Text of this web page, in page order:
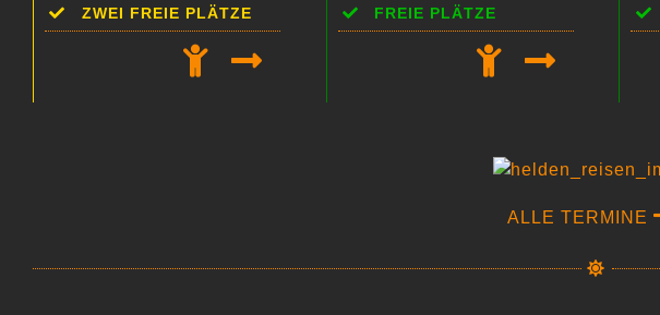
ZWEI FREIE PLÄTZE FREIE PLÄTZE
ALLE TERMINE